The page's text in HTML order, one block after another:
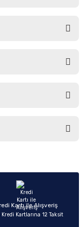
tarafımıza
Kartı ile Alışveriş
Kredi Kartlarına 12 Taksit